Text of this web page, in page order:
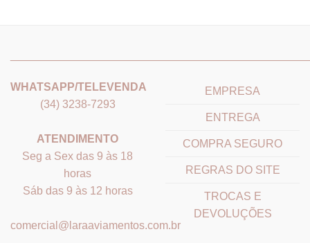
WHATSAPP/TELEVENDA
(34) 3238-7293
ATENDIMENTO
Seg a Sex das 9 às 18
horas
Sáb das 9 às 12 horas
comercial@laraaviamentos.com.br
EMPRESA
ENTREGA
COMPRA SEGURO
REGRAS DO SITE
TROCAS E
DEVOLUÇÕES